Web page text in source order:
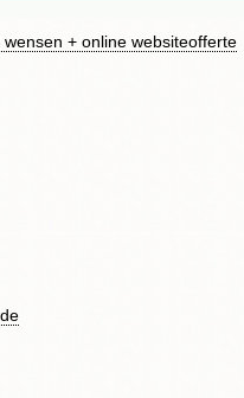
+ online websiteofferte